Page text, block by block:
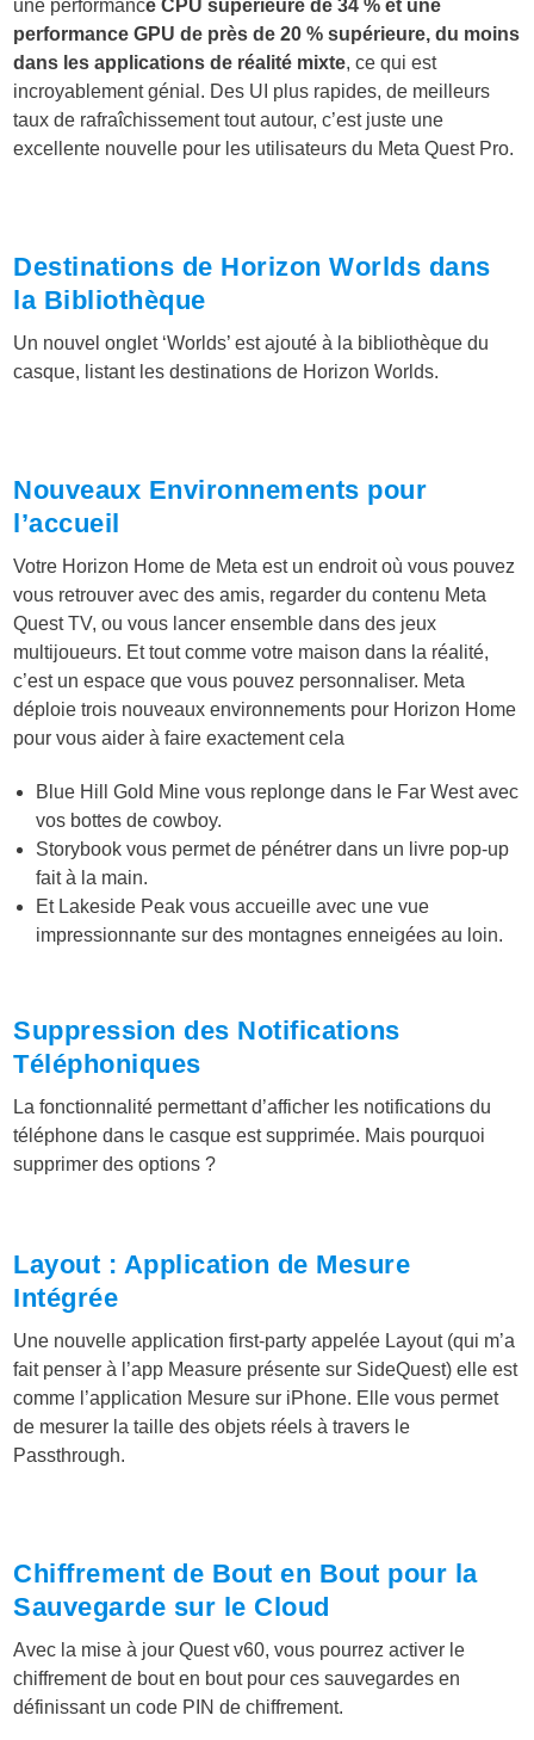
une performance CPU supérieure de 34 % et une
performance GPU de près de 20 % supérieure, du moins
dans les applications de réalité mixte, ce qui est
incroyablement génial. Des UI plus rapides, de meilleurs
taux de rafraîchissement tout autour, c’est juste une
excellente nouvelle pour les utilisateurs du Meta Quest Pro.
Destinations de Horizon Worlds dans
la Bibliothèque
Un nouvel onglet ‘Worlds’ est ajouté à la bibliothèque du
casque, listant les destinations de Horizon Worlds.
Nouveaux Environnements pour
l’accueil
Votre Horizon Home de Meta est un endroit où vous pouvez
vous retrouver avec des amis, regarder du contenu Meta
Quest TV, ou vous lancer ensemble dans des jeux
multijoueurs. Et tout comme votre maison dans la réalité,
c’est un espace que vous pouvez personnaliser. Meta
déploie trois nouveaux environnements pour Horizon Home
pour vous aider à faire exactement cela
Blue Hill Gold Mine vous replonge dans le Far West avec
vos bottes de cowboy.
Storybook vous permet de pénétrer dans un livre pop-up
fait à la main.
Et Lakeside Peak vous accueille avec une vue
impressionnante sur des montagnes enneigées au loin.
Suppression des Notifications
Téléphoniques
La fonctionnalité permettant d’afficher les notifications du
téléphone dans le casque est supprimée. Mais pourquoi
supprimer des options ?
Layout : Application de Mesure
Intégrée
Une nouvelle application first-party appelée Layout (qui m’a
fait penser à l’app Measure présente sur SideQuest) elle est
comme l’application Mesure sur iPhone. Elle vous permet
de mesurer la taille des objets réels à travers le
Passthrough.
Chiffrement de Bout en Bout pour la
Sauvegarde sur le Cloud
Avec la mise à jour Quest v60, vous pourrez activer le
chiffrement de bout en bout pour ces sauvegardes en
définissant un code PIN de chiffrement.